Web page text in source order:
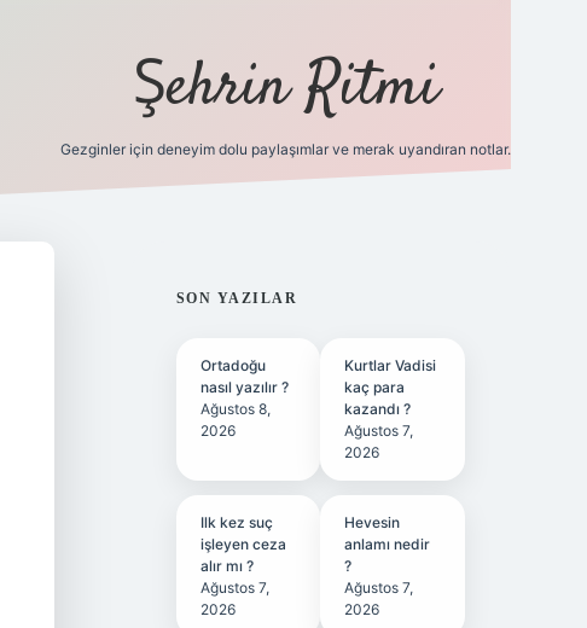
Şehrin Ritmi
Gezginler için deneyim dolu paylaşımlar ve merak uyandıran notlar.
SIDEBAR
SON YAZILAR
Ortadoğu
nasıl yazılır ?
Ağustos 8,
2026
Kurtlar Vadisi
kaç para
kazandı ?
Ağustos 7,
2026
Ilk kez suç
işleyen ceza
alır mı ?
Ağustos 7,
2026
Hevesin
anlamı nedir
?
Ağustos 7,
2026